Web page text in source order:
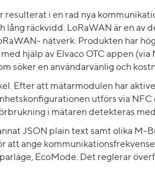
resulterat i en rad nya
räckvidd. LoRaWAN är en av
nätverk. Produkten har
hjälp av Elvaco OTC appen (via
söker en användarvänlig och
Efter att mätarmodulen har
utförs via NFC
i mätaren detekteras
JSON plain text samt olika M-
att ange
EcoMode. Det reglerar